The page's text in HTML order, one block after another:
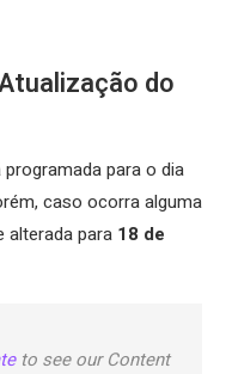
do
para o dia
caso ocorra alguma
alterada para 18 de
to see our Content